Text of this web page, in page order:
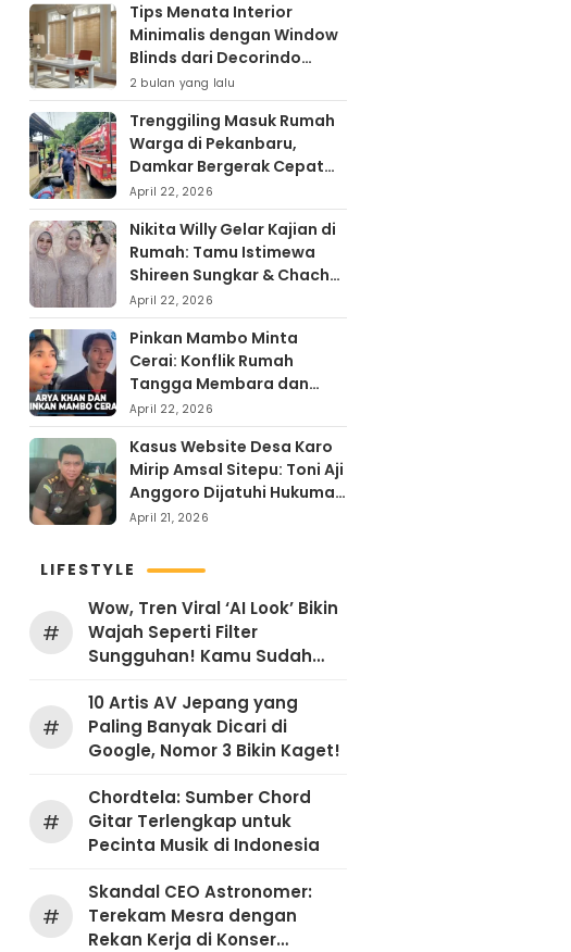
Tips Menata Interior
Minimalis dengan Window
Blinds dari Decorindo
Perkasa
2 bulan yang lalu
Trenggiling Masuk Rumah
Warga di Pekanbaru,
Damkar Bergerak Cepat
Lakukan Evakuasi Aman
April 22, 2026
Nikita Willy Gelar Kajian di
Rumah: Tamu Istimewa
Shireen Sungkar & Chacha
Frederika, Rayakan Hari
Kartini dengan
Kehangatan
April 22, 2026
Pinkan Mambo Minta
Cerai: Konflik Rumah
Tangga Membara dan
Kontroversi Uang Endorse
Arya Khan
April 22, 2026
Kasus Website Desa Karo
Mirip Amsal Sitepu: Toni Aji
Anggoro Dijatuhi Hukuman
Penjara
April 21, 2026
LIFESTYLE
#
Wow, Tren Viral ‘AI Look’ Bikin
Wajah Seperti Filter
Sungguhan! Kamu Sudah
#
10 Artis AV Jepang yang
Paling Banyak Dicari di
Google, Nomor 3 Bikin Kaget!
#
Chordtela: Sumber Chord
Gitar Terlengkap untuk
Pecinta Musik di Indonesia
#
Skandal CEO Astronomer:
Terekam Mesra dengan
Rekan Kerja di Konser